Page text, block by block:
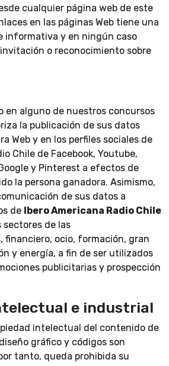
cualquier página web de este
en las páginas Web tiene una
informativa y en ningún caso
o reconocimiento sobre
en alguno de nuestros concursos
la publicación de sus datos
Web y en los perfiles sociales de
Chile de Facebook, Youtube,
y Pinterest a efectos de
la persona ganadora. Asimismo,
de sus datos a
de Ibero Americana Radio Chile
sectores de las
financiero, ocio, formación, gran
y energía, a fin de ser utilizados
publicitarias y prospección
e industrial
intelectual del contenido de
gráfico y códigos son
tanto, queda prohibida su